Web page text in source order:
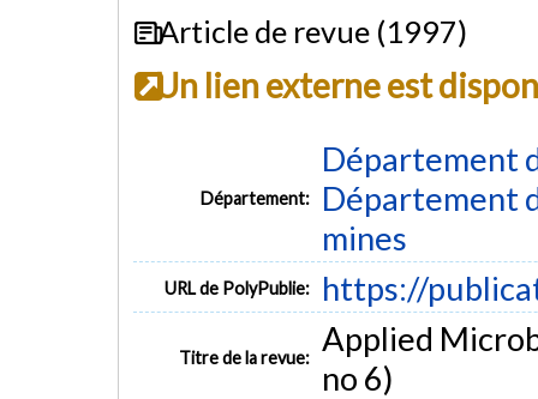
Article de revue (1997)
Un lien externe est
Département:
Département
Département
mines
URL de PolyPublie: https://
Titre de la revue: Applied
no 6)